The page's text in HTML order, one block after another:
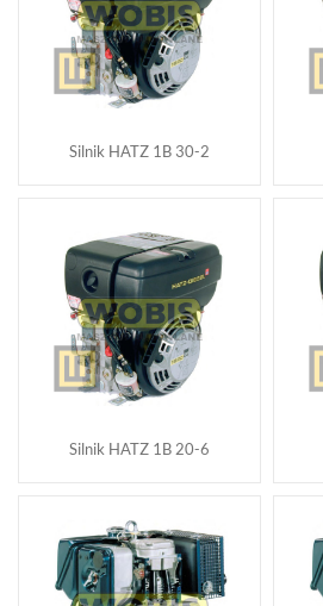
Silnik HATZ 1B 30-2
Silnik HATZ 1B 20-6